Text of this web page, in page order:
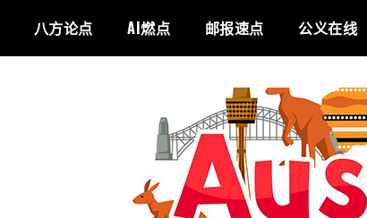
八方论点 AI燃点 邮报速点 公义在线